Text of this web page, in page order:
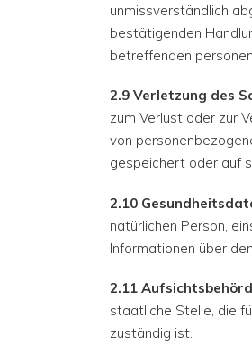
unmissverständlich
bestätigenden
betreffenden
2.9 Verletzung des
zum Verlust oder zur
von
gespeichert oder auf
2.10
natürlichen Person,
Informationen über
2.11
staatliche Stelle, die
zuständig ist.